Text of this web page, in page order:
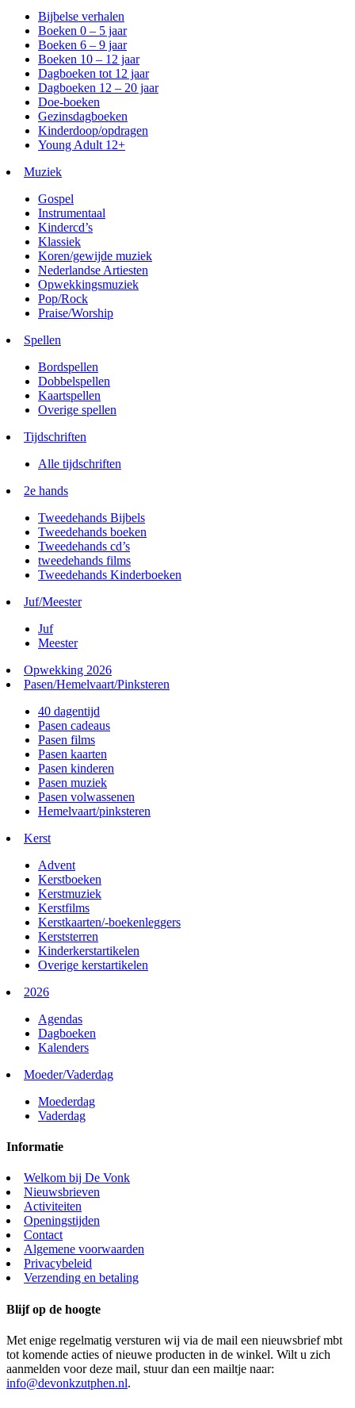
Bijbelse verhalen
Boeken 0 – 5 jaar
Boeken 6 – 9 jaar
Boeken 10 – 12 jaar
Dagboeken tot 12 jaar
Dagboeken 12 – 20 jaar
Doe-boeken
Gezinsdagboeken
Kinderdoop/opdragen
Young Adult 12+
Muziek
Gospel
Instrumentaal
Kindercd’s
Klassiek
Koren/gewijde muziek
Nederlandse Artiesten
Opwekkingsmuziek
Pop/Rock
Praise/Worship
Spellen
Bordspellen
Dobbelspellen
Kaartspellen
Overige spellen
Tijdschriften
Alle tijdschriften
2e hands
Tweedehands Bijbels
Tweedehands boeken
Tweedehands cd’s
tweedehands films
Tweedehands Kinderboeken
Juf/Meester
Juf
Meester
Opwekking 2026
Pasen/Hemelvaart/Pinksteren
40 dagentijd
Pasen cadeaus
Pasen films
Pasen kaarten
Pasen kinderen
Pasen muziek
Pasen volwassenen
Hemelvaart/pinksteren
Kerst
Advent
Kerstboeken
Kerstmuziek
Kerstfilms
Kerstkaarten/-boekenleggers
Kerststerren
Kinderkerstartikelen
Overige kerstartikelen
2026
Agendas
Dagboeken
Kalenders
Moeder/Vaderdag
Moederdag
Vaderdag
Informatie
Welkom bij De Vonk
Nieuwsbrieven
Activiteiten
Openingstijden
Contact
Algemene voorwaarden
Privacybeleid
Verzending en betaling
Blijf op de hoogte
Met enige regelmatig versturen wij via de mail een nieuwsbrief mbt
tot komende acties of nieuwe producten in de winkel. Wilt u zich
aanmelden voor deze mail, stuur dan een mailtje naar:
info@devonkzutphen.nl.